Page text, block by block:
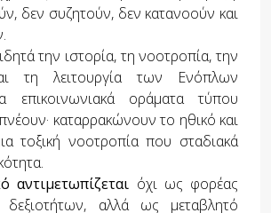
δεν συζητούν, δεν κατανοούν και
την ιστορία, τη νοοτροπία, την
τη λειτουργία των Ενόπλων
επικοινωνιακά οράματα τύπου
καταρρακώνουν το ηθικό και
τοξική νοοτροπία που σταδιακά
όχι ως φορέας
δεξιοτήτων, αλλά ως μεταβλητό